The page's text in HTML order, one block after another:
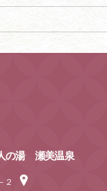
の湯 瀬美温泉
２